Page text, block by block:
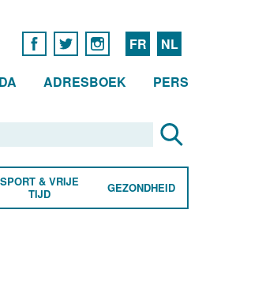
FR NL
ADRESBOEK PERS
SPORT & VRIJE
TIJD
GEZONDHEID